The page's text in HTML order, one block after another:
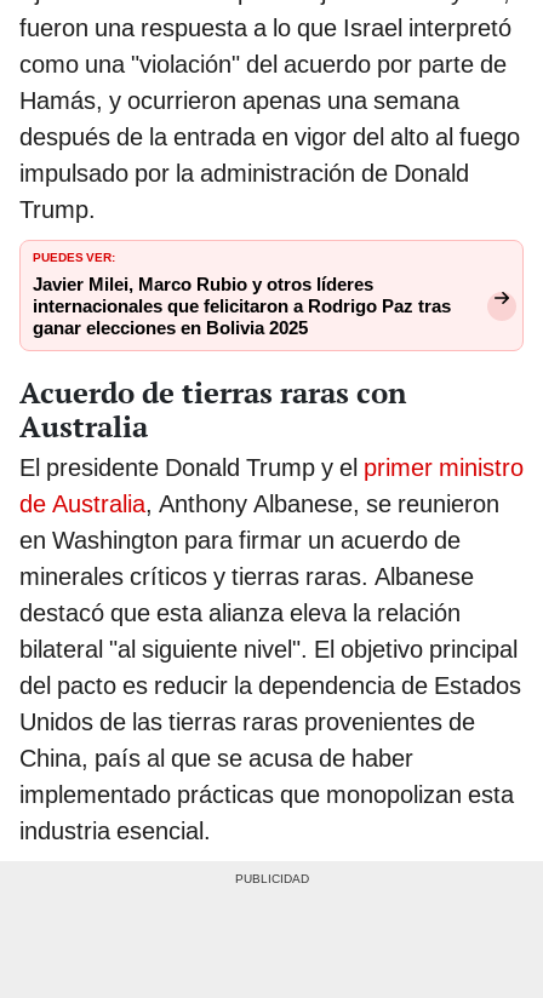
fueron una respuesta a lo que Israel interpretó
como una "violación" del acuerdo por parte de
Hamás, y ocurrieron apenas una semana
después de la entrada en vigor del alto al fuego
impulsado por la administración de Donald
Trump.
PUEDES VER:
Javier Milei, Marco Rubio y otros líderes
internacionales que felicitaron a Rodrigo Paz tras
ganar elecciones en Bolivia 2025
Acuerdo de tierras raras con
Australia
El presidente Donald Trump y el primer ministro
de Australia, Anthony Albanese, se reunieron
en Washington para firmar un acuerdo de
minerales críticos y tierras raras. Albanese
destacó que esta alianza eleva la relación
bilateral "al siguiente nivel". El objetivo principal
del pacto es reducir la dependencia de Estados
Unidos de las tierras raras provenientes de
China, país al que se acusa de haber
implementado prácticas que monopolizan esta
industria esencial.